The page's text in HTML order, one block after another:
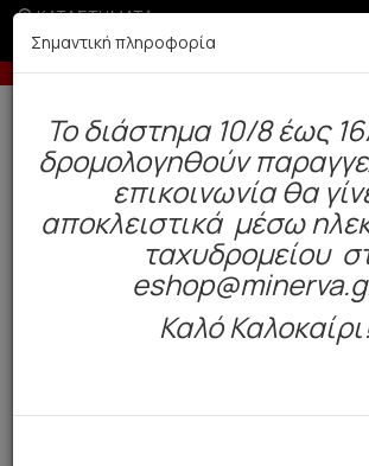
ΚΑΤΑΣΤΗΜΑΤΑ
με πιστωτική άνω των 50€
Δωρεάν αποστολή άνω των 49€. Παράδοση
BAZAAR Γυναίκα Μαγιό
Σημαντική πληροφορία
To διάστημα 10/8 έως
δρομολογηθούν
επικοινωνία θα
αποκλειστικά μέσω
ταχυδρομείου
Καλό